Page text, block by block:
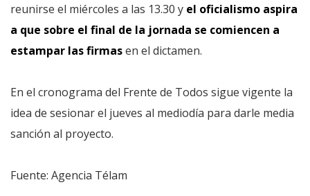
reunirse el miércoles a las 13.30 y el oficialismo aspira
a que sobre el final de la jornada se comiencen a
estampar las firmasen el dictamen.
En el cronograma del Frente de Todos sigue vigente la
idea de sesionar el jueves al mediodía para darle media
sanción al proyecto.
Fuente: Agencia Télam